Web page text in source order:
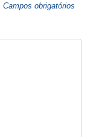
Campos obrigatórios